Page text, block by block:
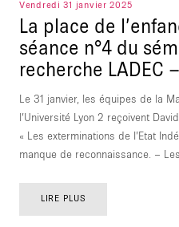
Vendredi 31 janvier 2025
La place de
séance n°4 du
recherche LADEC
Le 31 janvier, les équipes de la
l’Université Lyon 2 reçoivent
« Les exterminations de l’Etat
manque de reconnaissance. –
LIRE PLUS